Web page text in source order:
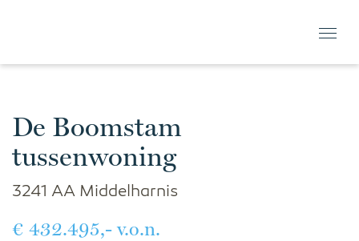
De Boomstam
tussenwoning
3241 AA Middelharnis
€ 432.495,- v.o.n.